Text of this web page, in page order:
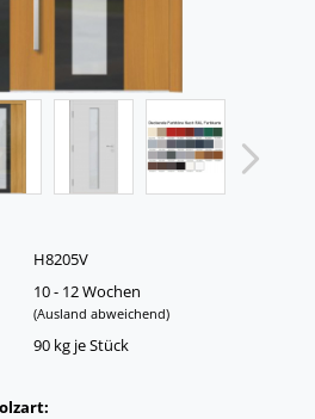
H8205V
10 - 12 Wochen
(Ausland abweichend)
90kg je Stück